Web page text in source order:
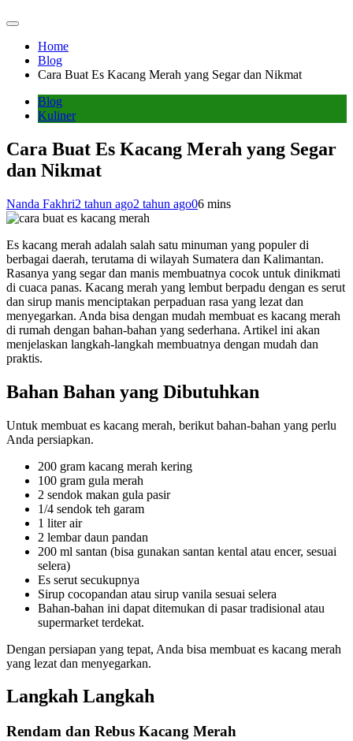
Home
Blog
Cara Buat Es Kacang Merah yang Segar dan Nikmat
Blog
Kuliner
Cara Buat Es Kacang Merah yang Segar
dan Nikmat
Nanda Fakhri2 tahun ago2 tahun ago06 mins
Es kacang merah adalah salah satu minuman yang populer di
berbagai daerah, terutama di wilayah Sumatera dan Kalimantan.
Rasanya yang segar dan manis membuatnya cocok untuk dinikmati
di cuaca panas. Kacang merah yang lembut berpadu dengan es serut
dan sirup manis menciptakan perpaduan rasa yang lezat dan
menyegarkan. Anda bisa dengan mudah membuat es kacang merah
di rumah dengan bahan-bahan yang sederhana. Artikel ini akan
menjelaskan langkah-langkah membuatnya dengan mudah dan
praktis.
Bahan Bahan yang Dibutuhkan
Untuk membuat es kacang merah, berikut bahan-bahan yang perlu
Anda persiapkan.
200 gram kacang merah kering
100 gram gula merah
2 sendok makan gula pasir
1/4 sendok teh garam
1 liter air
2 lembar daun pandan
200 ml santan (bisa gunakan santan kental atau encer, sesuai
selera)
Es serut secukupnya
Sirup cocopandan atau sirup vanila sesuai selera
Bahan-bahan ini dapat ditemukan di pasar tradisional atau
supermarket terdekat.
Dengan persiapan yang tepat, Anda bisa membuat es kacang merah
yang lezat dan menyegarkan.
Langkah Langkah
Rendam dan Rebus Kacang Merah